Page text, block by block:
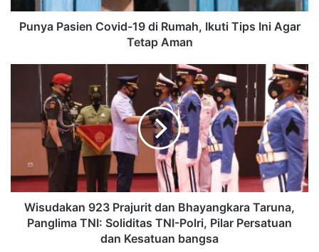
Punya Pasien Covid-19 di Rumah, Ikuti Tips Ini Agar
Tetap Aman
Wisudakan 923 Prajurit dan Bhayangkara Taruna,
Panglima TNI: Soliditas TNI-Polri, Pilar Persatuan
dan Kesatuan bangsa